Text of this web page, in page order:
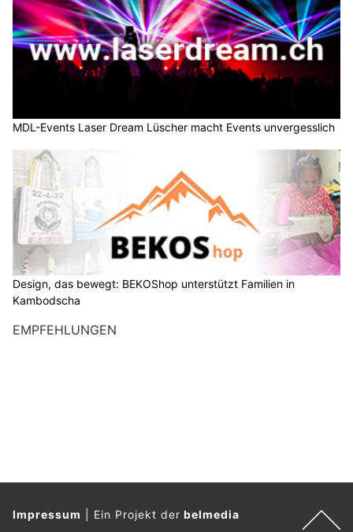
MDL-Events Laser Dream Lüscher macht Events unvergesslich
Design, das bewegt: BEKOShop unterstützt Familien in
Kambodscha
EMPFEHLUNGEN
Impressum Ein Projekt derbelmedia